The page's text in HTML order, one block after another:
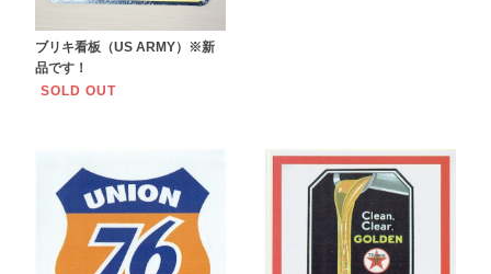
ブリキ看板（US ARMY）※新
品です！
SOLD OUT